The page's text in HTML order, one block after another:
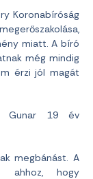
Koronabíróság
miatt. A bíró
még mindig
érzi jól magát
Gunar 19 év
megbánást. A
ahhoz, hogy